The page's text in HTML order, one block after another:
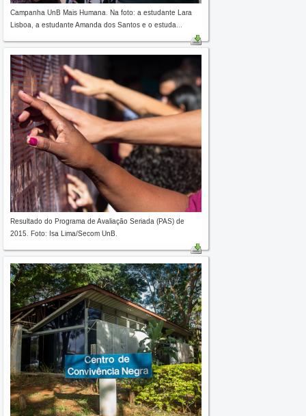
Campanha UnB Mais Humana. Na foto: a estudante Lara
Lisboa, a estudante Amanda dos Santos e o estuda...
Resultado do Programa de Avaliação Seriada (PAS) de
2015. Foto: Isa Lima/Secom UnB.